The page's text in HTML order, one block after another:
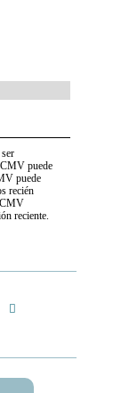
puede
puede
recién
CMV
reciente.